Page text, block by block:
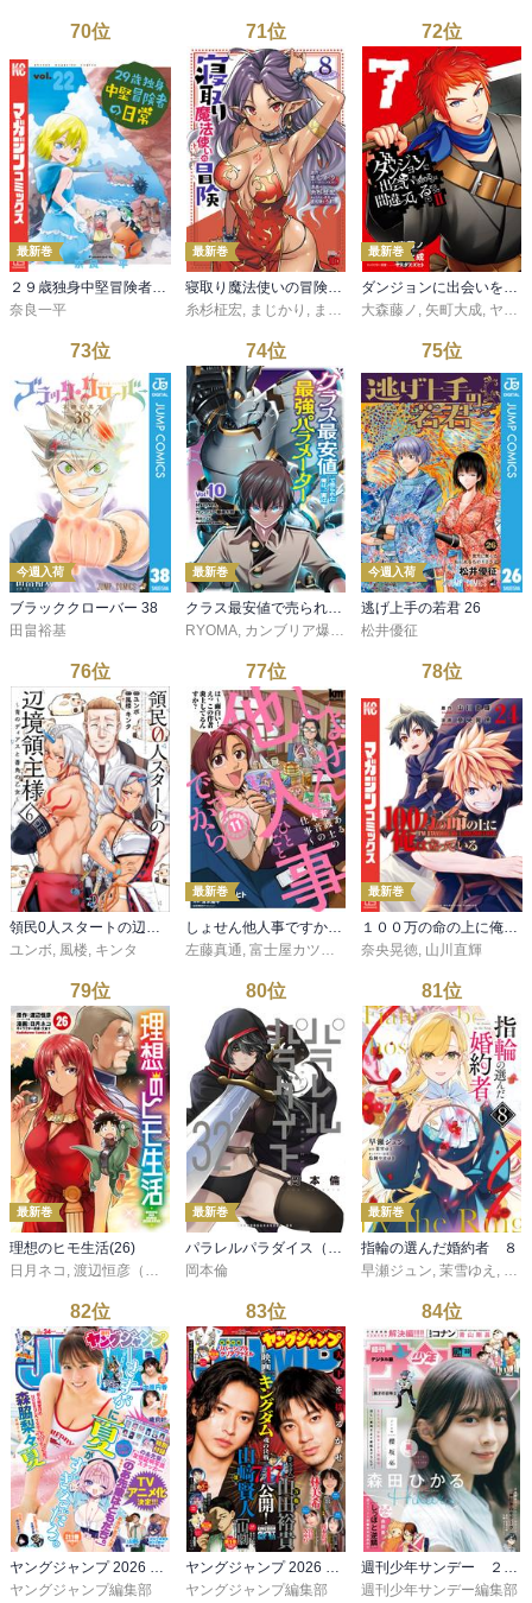
70位
最新巻
２９歳独身中堅冒険者の日常（２２）
奈良一平
71位
最新巻
寝取り魔法使いの冒険 8
糸杉柾宏, まじかり , まくわうに
72位
最新巻
ダンジョンに出会いを求めるのは間違っているだろうかII 7巻
大森藤ノ , 矢町大成, ヤスダスズヒト
73位
今週入荷
ブラッククローバー 38
田畠裕基
74位
最新巻
クラス最安値で売られた俺は、実は最強パラメーター （10）
RYOMA, カンブリア爆発太郎 ,黒井ススム
75位
今週入荷
逃げ上手の若君 26
松井優征
76位
領民0人スタートの辺境領主様～青のディアスと蒼角の乙女～ 6【電子書店共通特典イラスト付】
ユンボ, 風楼, キンタ
77位
最新巻
しょせん他人事ですから ～とある弁護士の本音の仕事～ 11巻
左藤真通, 富士屋カツヒト 清水陽平
78位
最新巻
１００万の命の上に俺は立っている（２４）
奈央晃徳, 山川直輝
79位
最新巻
理想のヒモ生活(26)
日月ネコ 渡辺恒彦（ヒーロー文庫／イマジカインフォス） ,文倉十
80位
最新巻
岡本倫
81位
最新巻
指輪の選んだ婚約者 ８
早瀬ジュン 茉雪ゆえ
82位
ヤングジャンプ 2026 No.34
ヤングジャンプ編集部
83位
ヤングジャンプ 2026 No.33
ヤングジャンプ編集部
84位
週刊少年サンデー ２０２６年３３号（２０２６年７月１５日発売号）
週刊少年サンデー編集部